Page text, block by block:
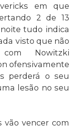
em que
2 de 13
tudo indica
visto que não
Nowitzki
ofensivamente
perderá o seu
lesão no seu
vão vencer com